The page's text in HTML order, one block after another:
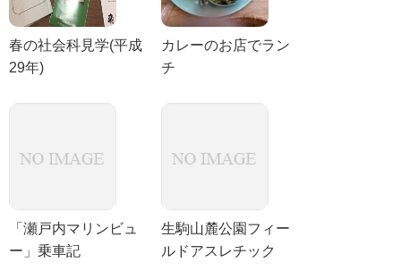
春の社会科見学(平成
29年)
カレーのお店でラン
チ
「瀬戸内マリンビュ
ー」乗車記
生駒山麓公園フィー
ルドアスレチック